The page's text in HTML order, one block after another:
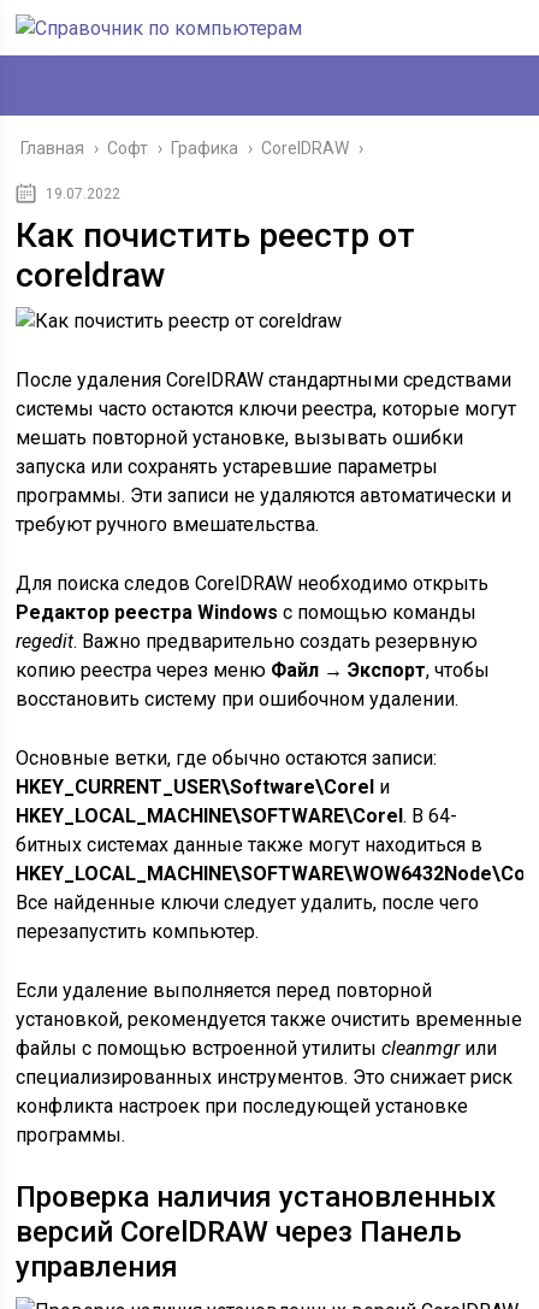
Главная › Софт › Графика › CorelDRAW ›
19.07.2022
Как почистить реестр от
coreldraw
После удаления CorelDRAW стандартными средствами
системы часто остаются ключи реестра, которые могут
мешать повторной установке, вызывать ошибки
запуска или сохранять устаревшие параметры
программы. Эти записи не удаляются автоматически и
требуют ручного вмешательства.
Для поиска следов CorelDRAW необходимо открыть
Редактор реестра Windows с помощью команды
regedit. Важно предварительно создать резервную
копию реестра через меню Файл → Экспорт, чтобы
восстановить систему при ошибочном удалении.
Основные ветки, где обычно остаются записи:
HKEY_CURRENT_USER\Software\Corel и
HKEY_LOCAL_MACHINE\SOFTWARE\Corel. В 64-
битных системах данные также могут находиться в
Все найденные ключи следует удалить, после чего
перезапустить компьютер.
Если удаление выполняется перед повторной
установкой, рекомендуется также очистить временные
файлы с помощью встроенной утилитыcleanmgrили
специализированных инструментов. Это снижает риск
конфликта настроек при последующей установке
программы.
Проверка наличия установленных
версий CorelDRAW через Панель
управления